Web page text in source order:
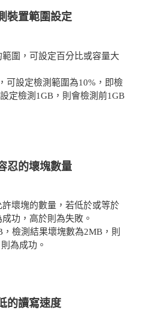
裝置範圍設定
圍，可設定百分比或容量大
可設定檢測範圍為10%，即檢
定檢測1GB，則會檢測前1GB
忍的壞塊數量
壞塊的數量，若低於或等於
功，高於則為失敗。
檢測結果壞塊數為2MB，則
為成功。
的讀寫速度